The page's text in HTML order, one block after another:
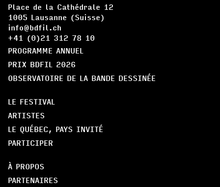
Place de la Cathédrale 12
1005 Lausanne (Suisse)
info@bdfil.ch
+41 (0)21 312 78 10
PROGRAMME ANNUEL
PRIX BDFIL 2026
OBSERVATOIRE DE LA BANDE DESSINÉE
LE FESTIVAL
ARTISTES
LE QUÉBEC, PAYS INVITÉ
PARTICIPER
À PROPOS
PARTENAIRES